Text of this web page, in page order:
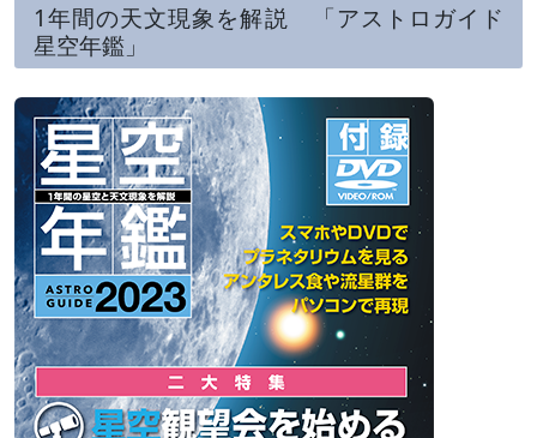
1年間の天文現象を解説 「アストロガイド
星空年鑑」